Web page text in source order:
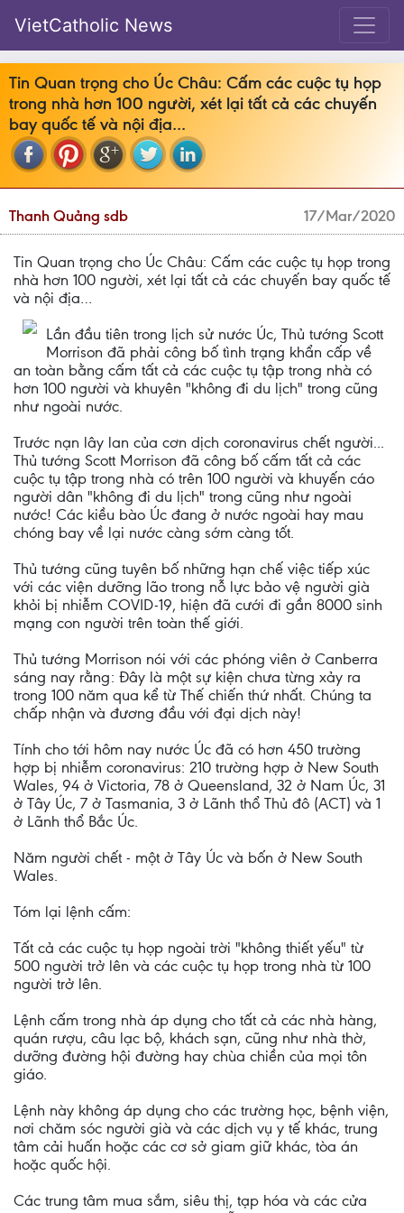
VietCatholic News
Tin Quan trọng cho Úc Châu: Cấm các cuộc tụ họp
trong nhà hơn 100 người, xét lại tất cả các chuyến
bay quốc tế và nội địa…
Thanh Quảng sdb 17/Mar/2020
Tin Quan trọng cho Úc Châu: Cấm các cuộc tụ họp trong
nhà hơn 100 người, xét lại tất cả các chuyến bay quốc tế
và nội địa…
Lần đầu tiên trong lịch sử nước Úc, Thủ tướng Scott
Morrison đã phải công bố tình trạng khẩn cấp về
an toàn bằng cấm tất cả các cuộc tụ tập trong nhà có
hơn 100 người và khuyên "không đi du lịch" trong cũng
như ngoài nước.
Trước nạn lây lan của cơn dịch coronavirus chết người...
Thủ tướng Scott Morrison đã công bố cấm tất cả các
cuộc tụ tập trong nhà có trên 100 người và khuyến cáo
người dân "không đi du lịch" trong cũng như ngoài
nước! Các kiều bào Úc đang ở nước ngoài hay mau
chóng bay về lại nước càng sớm càng tốt.
Thủ tướng cũng tuyên bố những hạn chế việc tiếp xúc
với các viện dưỡng lão trong nỗ lực bảo vệ người già
khỏi bị nhiễm COVID-19, hiện đã cưới đi gần 8000 sinh
mạng con người trên toàn thế giới.
Thủ tướng Morrison nói với các phóng viên ở Canberra
sáng nay rằng: Đây là một sự kiện chưa từng xảy ra
trong 100 năm qua kể từ Thế chiến thứ nhất. Chúng ta
chấp nhận và đương đầu với đại dịch này!
Tính cho tới hôm nay nước Úc đã có hơn 450 trường
hợp bị nhiễm coronavirus: 210 trường hợp ở New South
Wales, 94 ở Victoria, 78 ở Queensland, 32 ở Nam Úc, 31
ở Tây Úc, 7 ở Tasmania, 3 ở Lãnh thổ Thủ đô (ACT) và 1
ở Lãnh thổ Bắc Úc.
Năm người chết - một ở Tây Úc và bốn ở New South
Wales.
Tóm lại lệnh cấm:
Tất cả các cuộc tụ họp ngoài trời "không thiết yếu" từ
500 người trở lên và các cuộc tụ họp trong nhà từ 100
người trở lên.
Lệnh cấm trong nhà áp dụng cho tất cả các nhà hàng,
quán rượu, câu lạc bộ, khách sạn, cũng như nhà thờ,
dưỡng đường hội đường hay chùa chiền của mọi tôn
giáo.
Lệnh này không áp dụng cho các trường học, bệnh viện,
nơi chăm sóc người già và các dịch vụ y tế khác, trung
tâm cải huấn hoặc các cơ sở giam giữ khác, tòa án
hoặc quốc hội.
Các trung tâm mua sắm, siêu thị, tạp hóa và các cửa